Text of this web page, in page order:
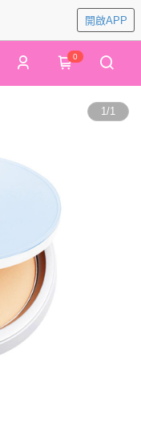
開啟APP
0
1/1